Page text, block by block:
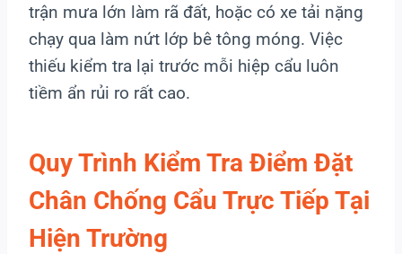
trận mưa lớn làm rã đất, hoặc có xe tải nặng
chạy qua làm nứt lớp bê tông móng. Việc
thiếu kiểm tra lại trước mỗi hiệp cẩu luôn
tiềm ẩn rủi ro rất cao.
Quy Trình Kiểm Tra Điểm Đặt
Chân Chống Cẩu Trực Tiếp Tại
Hiện Trường